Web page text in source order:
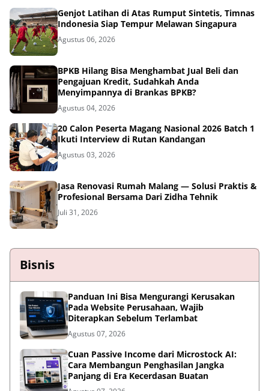
Genjot Latihan di Atas Rumput Sintetis, Timnas
Indonesia Siap Tempur Melawan Singapura
Agustus 06, 2026
BPKB Hilang Bisa Menghambat Jual Beli dan
Pengajuan Kredit, Sudahkah Anda
Menyimpannya di Brankas BPKB?
Agustus 04, 2026
20 Calon Peserta Magang Nasional 2026 Batch 1
Ikuti Interview di Rutan Kandangan
Agustus 03, 2026
Jasa Renovasi Rumah Malang — Solusi Praktis &
Profesional Bersama Dari Zidha Tehnik
Juli 31, 2026
Bisnis
Panduan Ini Bisa Mengurangi Kerusakan
Pada Website Perusahaan, Wajib
Diterapkan Sebelum Terlambat
Agustus 07, 2026
Cuan Passive Income dari Microstock AI:
Cara Membangun Penghasilan Jangka
Panjang di Era Kecerdasan Buatan